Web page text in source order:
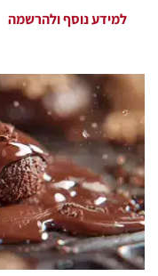
למידע נוסף ולהרשמה